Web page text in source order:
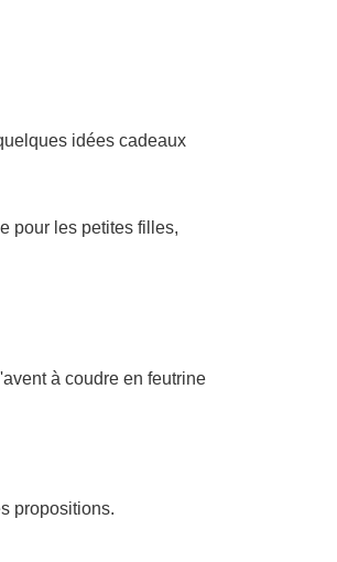
idées cadeaux
pour les petites filles,
à coudre en feutrine
propositions.